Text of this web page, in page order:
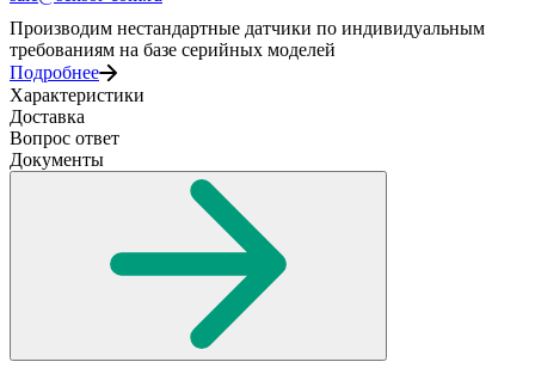
Производим нестандартные датчики по индивидуальным
требованиям на базе серийных моделей
Подробнее
Характеристики
Доставка
Вопрос ответ
Документы